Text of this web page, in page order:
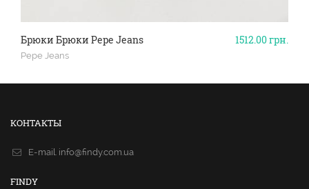
1512.00грн.
Брюки Брюки Pepe Jeans
Pepe Jeans
КОНТАКТЫ
E-mail. info@findy.com.ua
FINDY